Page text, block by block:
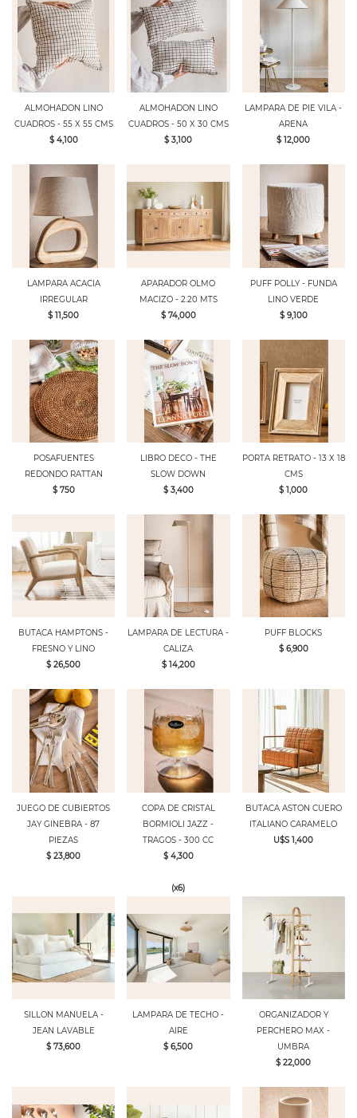
ALMOHADON LINO
CUADROS - 55 X 55 CMS
$ 4,100
ALMOHADON LINO
CUADROS - 50 X 30 CMS
$ 3,100
LAMPARA DE PIE VILA -
ARENA
$ 12,000
LAMPARA ACACIA
IRREGULAR
$ 11,500
APARADOR OLMO
MACIZO - 2.20 MTS
$ 74,000
PUFF POLLY - FUNDA
LINO VERDE
$ 9,100
POSAFUENTES
REDONDO RATTAN
$ 750
LIBRO DECO - THE
SLOW DOWN
$ 3,400
PORTA RETRATO - 13 X 18
CMS
$ 1,000
BUTACA HAMPTONS -
FRESNO Y LINO
$ 26,500
LAMPARA DE LECTURA -
CALIZA
$ 14,200
PUFF BLOCKS
$ 6,900
JUEGO DE CUBIERTOS
JAY GINEBRA - 87
PIEZAS
$ 23,800
COPA DE CRISTAL
BORMIOLI JAZZ -
TRAGOS - 300 CC
$ 4,300
(x6)
BUTACA ASTON CUERO
ITALIANO CARAMELO
U$S 1,400
SILLON MANUELA -
JEAN LAVABLE
$ 73,600
LAMPARA DE TECHO -
AIRE
$ 6,500
ORGANIZADOR Y
PERCHERO MAX -
UMBRA
$ 22,000